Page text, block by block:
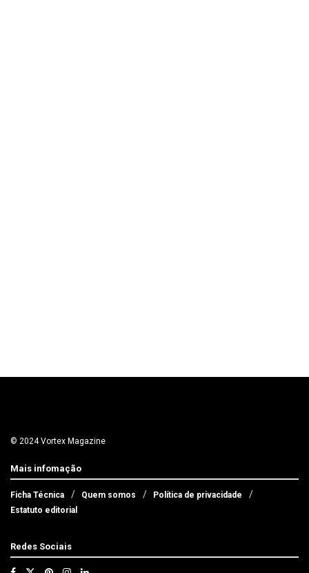
© 2024 Vortex Magazine
Mais infomação
Ficha Técnica Quem somos
Política de privacidade
Estatuto editorial
Redes Sociais